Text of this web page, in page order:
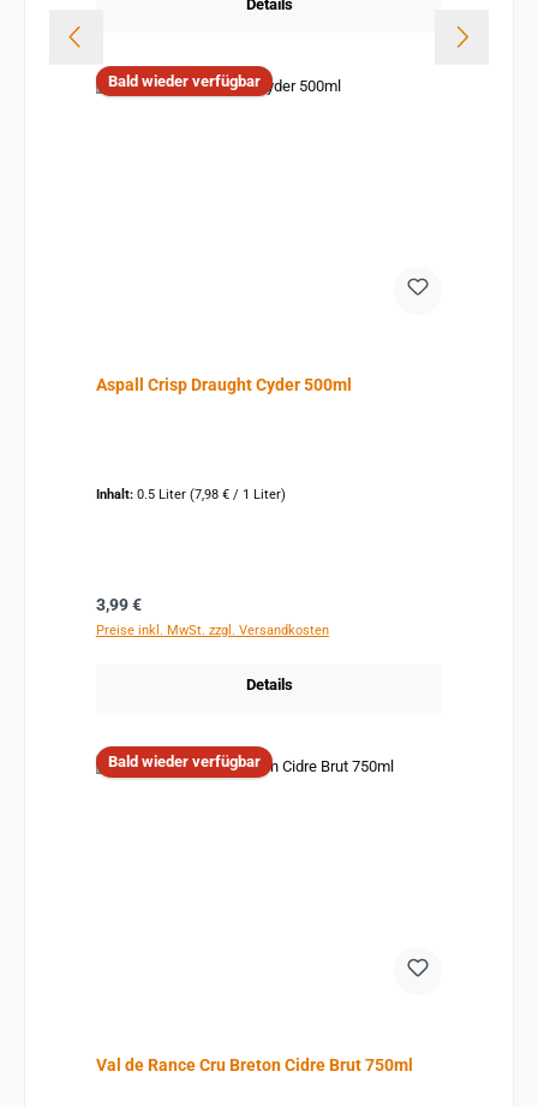
Details
Bald wieder verfügbar
Aspall Crisp Draught Cyder 500ml
Inhalt: 0.5 Liter (7,98 € / 1 Liter)
Regulärer Preis:
3,99 €
Preise inkl. MwSt. zzgl. Versandkosten
Details
Bald wieder verfügbar
Val de Rance Cru Breton Cidre Brut 750ml